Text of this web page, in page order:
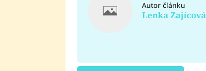
Autor článku
Lenka Zajícová